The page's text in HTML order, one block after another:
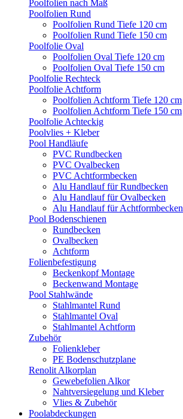
Poolfolien nach Maß
Poolfolien Rund
Poolfolien Rund Tiefe 120 cm
Poolfolien Rund Tiefe 150 cm
Poolfolie Oval
Poolfolien Oval Tiefe 120 cm
Poolfolien Oval Tiefe 150 cm
Poolfolie Rechteck
Poolfolie Achtform
Poolfolien Achtform Tiefe 120 cm
Poolfolien Achtform Tiefe 150 cm
Poolfolie Achteckig
Poolvlies + Kleber
Pool Handläufe
PVC Rundbecken
PVC Ovalbecken
PVC Achtformbecken
Alu Handlauf für Rundbecken
Alu Handlauf für Ovalbecken
Alu Handlauf für Achtformbecken
Pool Bodenschienen
Rundbecken
Ovalbecken
Achtform
Folienbefestigung
Beckenkopf Montage
Beckenwand Montage
Pool Stahlwände
Stahlmantel Rund
Stahlmantel Oval
Stahlmantel Achtform
Zubehör
Folienkleber
PE Bodenschutzplane
Renolit Alkorplan
Gewebefolien Alkor
Nahtversiegelung und Kleber
Vlies & Zubehör
Poolabdeckungen